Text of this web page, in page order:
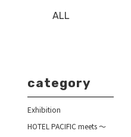
ALL
category
Exhibition
HOTEL PACIFIC meets ～